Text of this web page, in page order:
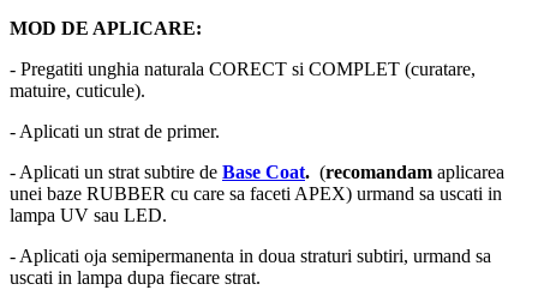
MOD DE APLICARE:
- Pregatiti unghia naturala CORECT si COMPLET (curatare,
matuire, cuticule).
- Aplicati un strat de primer.
- Aplicati un strat subtire de Base Coat. (recomandam aplicarea
unei baze RUBBER cu care sa faceti APEX) urmand sa uscati in
lampa UV sau LED.
- Aplicati oja semipermanenta in doua straturi subtiri, urmand sa
uscati in lampa dupa fiecare strat.